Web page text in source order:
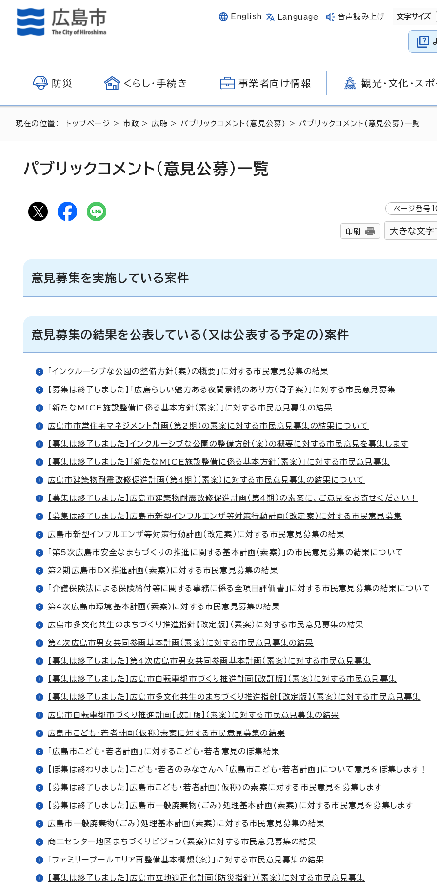
English Language 音声読み上げ 文字サイズ
防災 くらし・手続き 事業者向け情報 観光・文化・ス
現在の位置： トップページ >市政 > 広聴 > パブリックコメント(意見公募) > パブリックコメント(意見公募)一覧
パブリックコメント(意見公募)一覧
ページ番号
印刷 大きな文字
意見募集を実施している案件
意見募集の結果を公表している（又は公表する予定の）案件
「インクルーシブな公園の整備方針（案）の概要」に対する市民意見募集の結果
【募集は終了しました】「広島らしい魅力ある夜間景観のあり方（骨子案）」に対する市民意見募集
「新たなMICE施設整備に係る基本方針（素案）」に対する市民意見募集の結果
広島市市営住宅マネジメント計画（第2期）の素案に対する市民意見募集の結果について
【募集は終了しました】インクルーシブな公園の整備方針（案）の概要に対する市民意見を募集します
【募集は終了しました】「新たなMICE施設整備に係る基本方針（素案）」に対する市民意見募集
広島市建築物耐震改修促進計画（第4期）（素案）に対する市民意見募集の結果について
【募集は終了しました】広島市建築物耐震改修促進計画（第4期）の素案に、ご意見をお寄せください！
【募集は終了しました】広島市新型インフルエンザ等対策行動計画（改定案）に対する市民意見募集
広島市新型インフルエンザ等対策行動計画（改定案）に対する市民意見募集の結果
「第5次広島市安全なまちづくりの推進に関する基本計画（素案）」の市民意見募集の結果について
第2期広島市DX推進計画（素案）に対する市民意見募集の結果
「介護保険法による保険給付等に関する事務に係る全項目評価書」に対する市民意見募集の結果について
第4次広島市環境基本計画(素案)に対する市民意見募集の結果
広島市多文化共生のまちづくり推進指針【改定版】（素案）に対する市民意見募集の結果
第4次広島市男女共同参画基本計画（素案）に対する市民意見募集の結果
【募集は終了しました】第4次広島市男女共同参画基本計画（素案）に対する市民意見募集
【募集は終了しました】広島市自転車都市づくり推進計画【改訂版】（素案）に対する市民意見募集
【募集は終了しました】広島市多文化共生のまちづくり推進指針【改定版】（素案）に対する市民意見募集
広島市自転車都市づくり推進計画【改訂版】（素案）に対する市民意見募集の結果
広島市こども・若者計画（仮称）素案に対する市民意見募集の結果
「広島市こども・若者計画」に対するこども・若者意見のぼ集結果
【ぼ集は終わりました】こども・若者のみなさんへ「広島市こども・若者計画」について意見をぼ集します！
【募集は終了しました】広島市こども・若者計画(仮称)の素案に対する市民意見を募集します
【募集は終了しました】広島市一般廃棄物(ごみ)処理基本計画(素案)に対する市民意見を募集します
広島市一般廃棄物（ごみ）処理基本計画（素案）に対する市民意見募集の結果
商工センター地区まちづくりビジョン（素案）に対する市民意見募集の結果
「ファミリープールエリア再整備基本構想（案）」に対する市民意見募集の結果
【募集は終了しました】広島市立地適正化計画（防災指針）（素案）に対する市民意見募集